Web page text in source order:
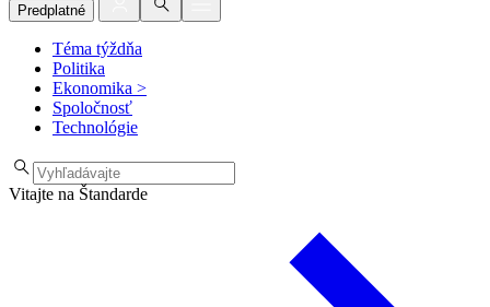
Predplatné
Téma týždňa
Politika
Ekonomika >
Spoločnosť
Technológie
Vitajte na Štandarde